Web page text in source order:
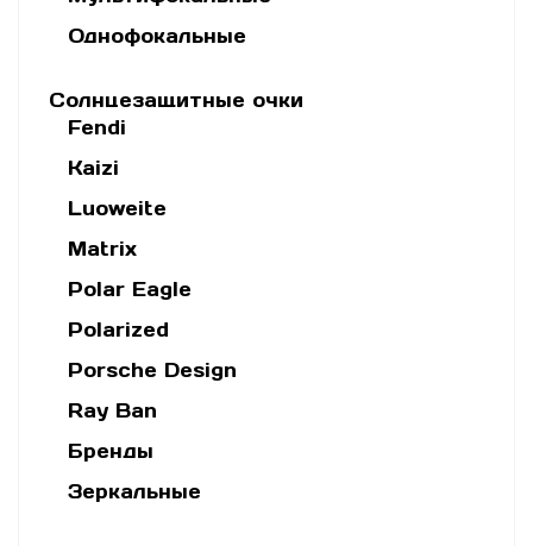
Однофокальные
Солнцезащитные очки
Fendi
Kaizi
Luoweite
Matrix
Polar Eagle
Polarized
Porsche Design
Ray Ban
Бренды
Зеркальные